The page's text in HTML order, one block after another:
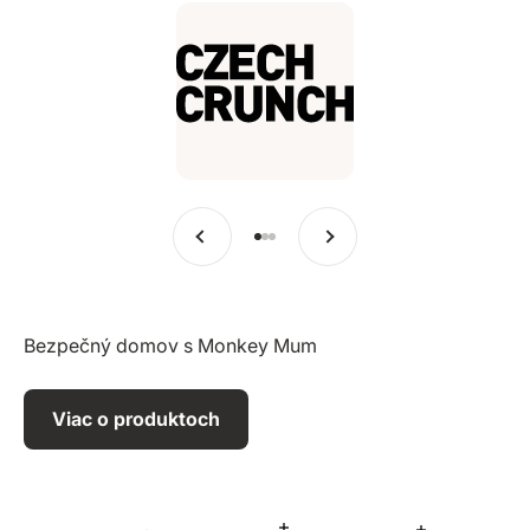
Predchádzajúce
Prejsť na položku 1
Prejsť na položku 2
Prejsť na položku 3
Ďalšie
Bezpečný domov s Monkey Mum
Viac o produktoch